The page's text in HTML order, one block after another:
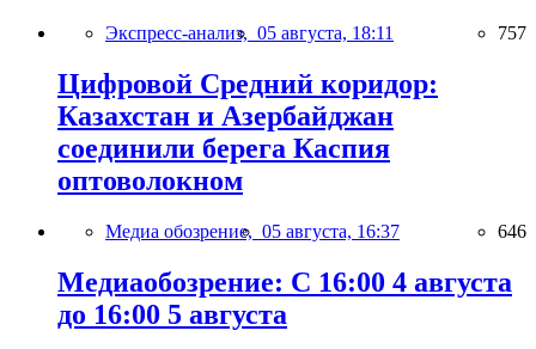
Экспресс-анализ, 05 августа, 18:11 757
Цифровой Средний коридор:
Казахстан и Азербайджан
соединили берега Каспия
оптоволокном
Медиа обозрение, 05 августа, 16:37 646
Медиаобозрение: С 16:00 4 августа
до 16:00 5 августа